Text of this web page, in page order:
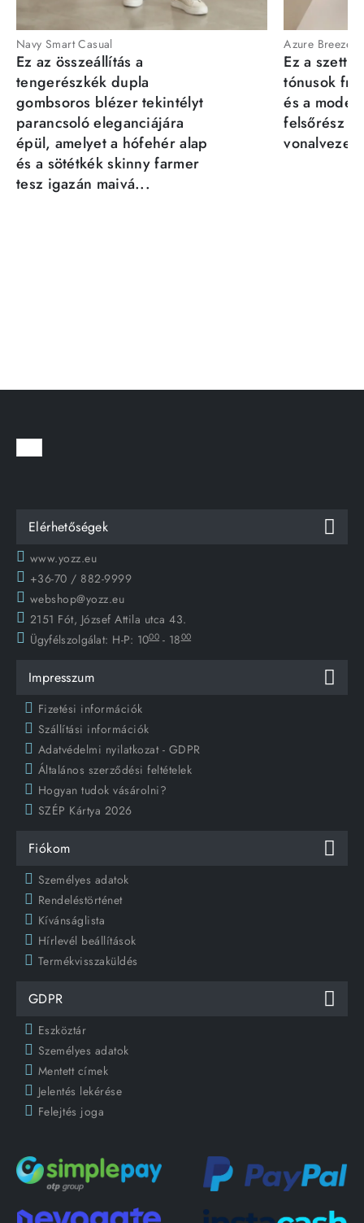
Navy Smart Casual
Ez az összeállítás a
tengerészkék dupla
gombsoros blézer tekintélyt
parancsoló eleganciájára
épül, amelyet a hófehér alap
és a sötétkék skinny farmer
tesz igazán maivá...
Azure Breeze
Ez a szett
tónusok
és a
felsőrész
Elérhetőségek
www.yozz.eu
+36-70 / 882-9999
webshop@yozz.eu
2151 Fót, József Attila utca 43.
Ügyfélszolgálat: H-P: 1000 - 1800
Impresszum
Fizetési információk
Szállítási információk
Adatvédelmi nyilatkozat - GDPR
Általános szerződési feltételek
Hogyan tudok vásárolni?
SZÉP Kártya 2026
Fiókom
Személyes adatok
Rendeléstörténet
Kívánságlista
Hírlevél beállítások
Termékvisszaküldés
GDPR
Eszköztár
Személyes adatok
Mentett címek
Jelentés lekérése
Felejtés joga